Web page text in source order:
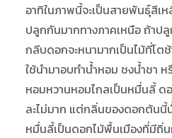
อาทิในภาพนี้จะเป็นสายพันธุ์สีเ
ปลูกกันมากทางภาคเหนือ ถ้าปลู
กลีบดอกจะหนามากเป็นไม้ที่โ
ใช้นำมาอบทำน้ำหอม ชงน้ำชา
หอมหวานหอมไกลเป็นหมื่นลี้
ละไม่มาก แต่กลิ่นของดอกต้นนี้
หมื่นลี้เป็นดอกไม้พื้นเมืองที่มีถิ่